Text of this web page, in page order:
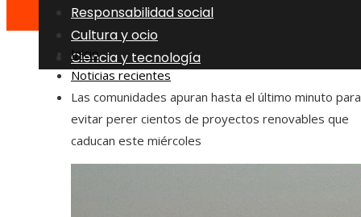
Responsabilidad social
Cultura y ocio
Ciencia y tecnología
Inicio
Noticias recientes
Las comunidades apuran hasta el último minuto para
evitar perer cientos de proyectos renovables que
caducan este miércoles